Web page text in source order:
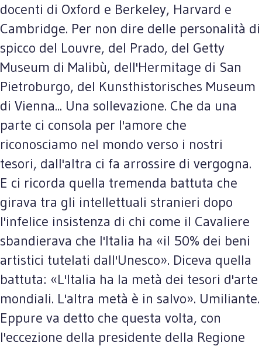
docenti di Oxford e Berkeley, Harvard e
Cambridge. Per non dire delle personalità di
spicco del Louvre, del Prado, del Getty
Museum di Malibù, dell'Hermitage di San
Pietroburgo, del Kunsthistorisches Museum
di Vienna... Una sollevazione. Che da una
parte ci consola per l'amore che
riconosciamo nel mondo verso i nostri
tesori, dall'altra ci fa arrossire di vergogna.
E ci ricorda quella tremenda battuta che
girava tra gli intellettuali stranieri dopo
l'infelice insistenza di chi come il Cavaliere
sbandierava che l'Italia ha «il 50% dei beni
artistici tutelati dall'Unesco». Diceva quella
battuta: «L'Italia ha la metà dei tesori d'arte
mondiali. L'altra metà è in salvo». Umiliante.
Eppure va detto che questa volta, con
l'eccezione della presidente della Regione